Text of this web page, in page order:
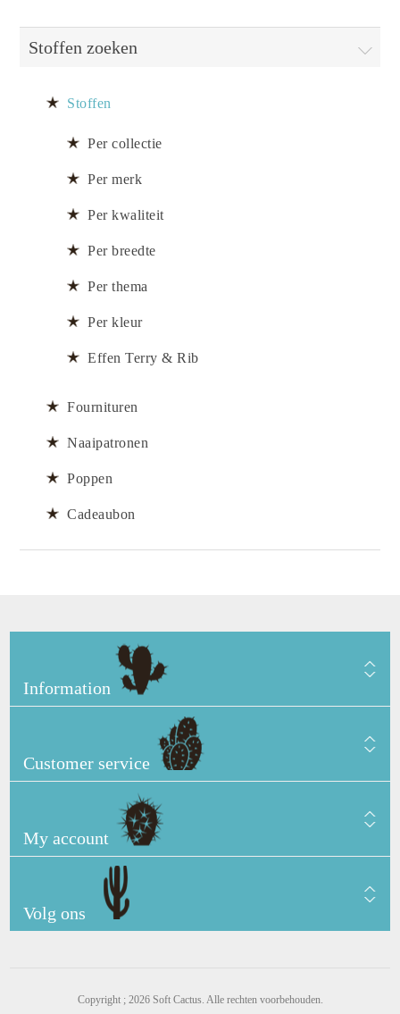
Stoffen zoeken
Stoffen
Per collectie
Per merk
Per kwaliteit
Per breedte
Per thema
Per kleur
Effen Terry & Rib
Fournituren
Naaipatronen
Poppen
Cadeaubon
Information
Customer service
My account
Volg ons
Copyright ; 2026 Soft Cactus. Alle rechten voorbehouden.